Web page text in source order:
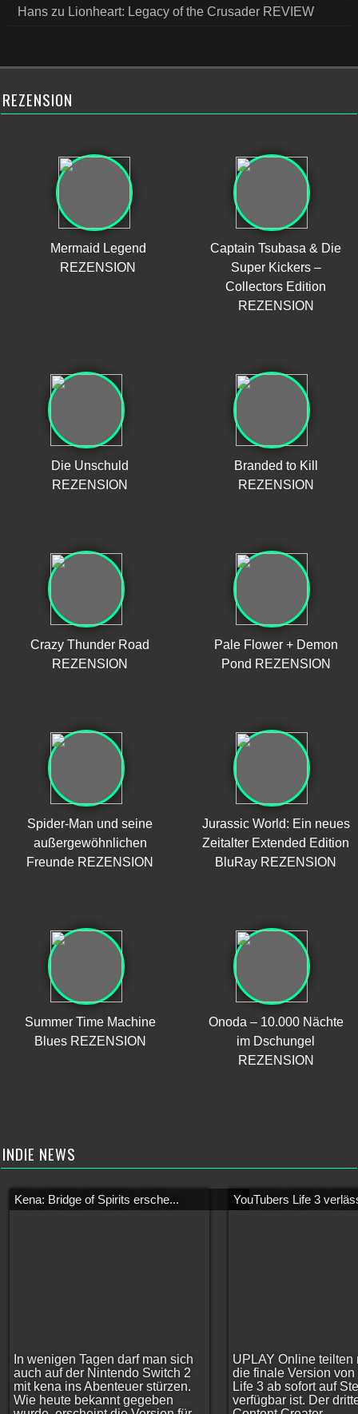
Hans zu Lionheart: Legacy of the Crusader REVIEW
REZENSION
Mermaid Legend
REZENSION
Captain Tsubasa & Die
Super Kickers –
Collectors Edition
REZENSION
Die Unschuld
REZENSION
Branded to Kill
REZENSION
Crazy Thunder Road
REZENSION
Pale Flower + Demon
Pond REZENSION
Spider-Man und seine
außergewöhnlichen
Freunde REZENSION
Jurassic World: Ein neues
Zeitalter Extended Edition
BluRay REZENSION
Summer Time Machine
Blues REZENSION
Onoda – 10.000 Nächte
im Dschungel
REZENSION
INDIE NEWS
Kena: Bridge of Spirits ersche...
In wenigen Tagen darf man sich
auch auf der Nintendo Switch 2
mit kena ins Abenteuer stürzen.
Wie heute bekannt gegeben
YouTubers Life 3
UPLAY Online teilten
die finale Version von
Life 3 ab sofort auf
verfügbar ist. Der